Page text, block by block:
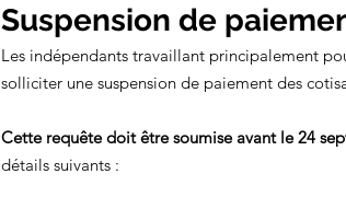
Suspension de
Les indépendants travaillant principalement
solliciter une suspension de paiement des
Cette requête doit être soumise avant le 24
détails suivants :